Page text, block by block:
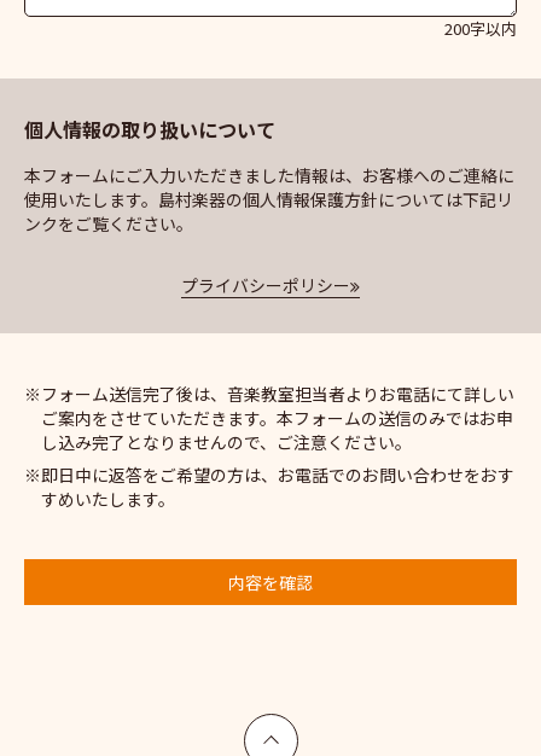
200字以内
個人情報の取り扱いについて
本フォームにご入力いただきました情報は、お客様へのご連絡に
使用いたします。島村楽器の個人情報保護方針については下記リ
ンクをご覧ください。
プライバシーポリシー
フォーム送信完了後は、音楽教室担当者よりお電話にて詳しい
ご案内をさせていただきます。本フォームの送信のみではお申
し込み完了となりませんので、ご注意ください。
即日中に返答をご希望の方は、お電話でのお問い合わせをおす
すめいたします。
内容を確認
上へ戻る